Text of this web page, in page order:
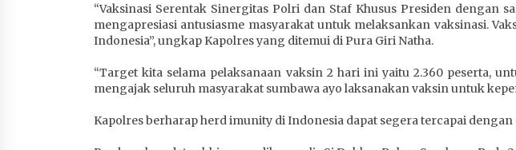
“Vaksinasi Serentak Sinergitas Polri dan Staf Khusus Presiden dengan
mengapresiasi antusiasme masyarakat untuk melaksankan vaksinasi.
Indonesia”, ungkap Kapolres yang ditemui di Pura Giri Natha.
“Target kita selama pelaksanaan vaksin 2 hari ini yaitu 2.360 peserta,
mengajak seluruh masyarakat sumbawa ayo laksanakan vaksin untuk
Kapolres berharap herd imunity di Indonesia dapat segera tercapai